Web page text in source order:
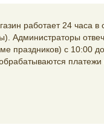
работает 24 часа в
Администраторы
праздников) с 10:00
платежи